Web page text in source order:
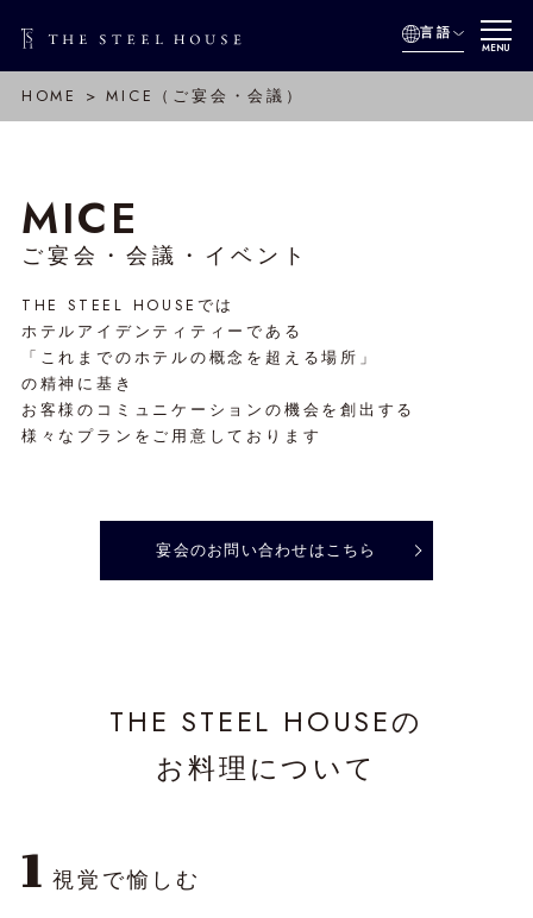
言語
MENU
HOME MICE（ご宴会・会議）
MICE
ご宴会・会議・イベント
THE STEEL HOUSEでは
ホテルアイデンティティーである
「これまでのホテルの概念を超える場所」
の精神に基き
お客様のコミュニケーションの機会を創出する
様々なプランをご用意しております
宴会のお問い合わせはこちら
THE STEEL HOUSEの
お料理について
1 視覚で愉しむ